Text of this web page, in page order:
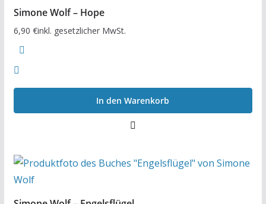
Simone Wolf – Hope
6,90 €inkl. gesetzlicher MwSt.
In den Warenkorb